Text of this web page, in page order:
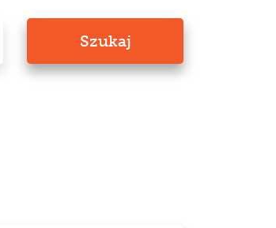
Szukaj